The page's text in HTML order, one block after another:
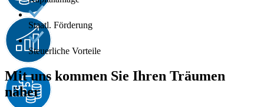
Staatl. Förderung
Steuerliche Vorteile
Mit uns kommen Sie Ihren Träumen
näher